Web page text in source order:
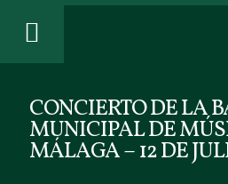
CONCIERTO DE LA
MUNICIPAL DE
MÁLAGA – 12 DE